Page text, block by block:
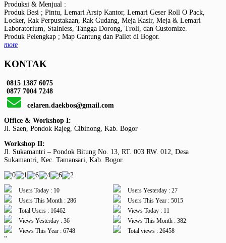
Produksi & Menjual :
Produk Besi ; Pintu, Lemari Arsip Kantor, Lemari Geser Roll O Pack,
Locker, Rak Perpustakaan, Rak Gudang, Meja Kasir, Meja & Lemari
Laboratorium, Stainless, Tangga Dorong, Troli, dan Customize.
Produk Pelengkap ; Map Gantung dan Pallet di Bogor.
more
KONTAK
0815 1387 6075
0877 7004 7248
celaren.daekbos@gmail.com
Office & Workshop I:
Jl. Saen, Pondok Rajeg, Cibinong, Kab. Bogor
Workshop II:
Jl. Sukamantri – Pondok Bitung No. 13, RT. 003 RW. 012, Desa
Sukamantri, Kec. Tamansari, Kab. Bogor.
Users Today : 10
Users Yesterday : 27
Users This Month : 286
Users This Year : 5015
Total Users : 16462
Views Today : 11
Views Yesterday : 36
Views This Month : 382
Views This Year : 6748
Total views : 26458
“